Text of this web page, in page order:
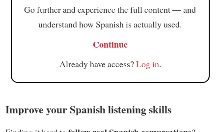
Go further and experience the full content — and
understand how Spanish is actually used.
Continue
Already have access?Log in.
Improve your Spanish listening skills